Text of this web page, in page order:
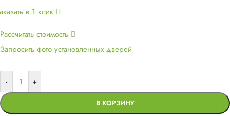
в 1 клик
Рассчитать стоимость
Запросить фото установленных дверей
- +
В КОРЗИНУ